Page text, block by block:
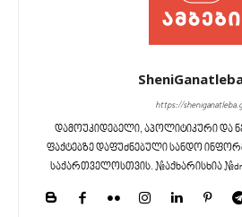
https://
დამოუკიდებელი, აპოლიტიკური და
ფაქტებზე დაფუძნებული სანდო
საქართველოსთვის. #აქხარისხია